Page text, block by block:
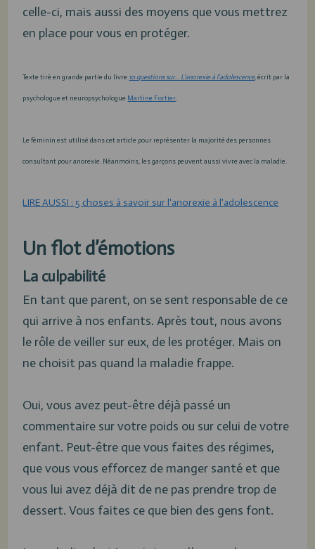
celle-ci, mais aussi des moyens que vous mettrez
en place pour vous en protéger.
Texte tiré en grande partie du livre 10 questions sur… L’anorexie à l’adolescence, écrit par la
psychologue et neuropsychologue Martine Fortier.
Le féminin est utilisé dans cet article pour représenter la majorité des personnes
consultant pour anorexie. Néanmoins, les garçons peuvent aussi vivre avec la maladie.
LIRE AUSSI : 5 choses à savoir sur l'anorexie à l'adolescence
Un flot d’émotions
La culpabilité
En tant que parent, on se sent responsable de ce
qui arrive à nos enfants. Après tout, nous avons
le rôle de veiller sur eux, de les protéger. Mais on
ne choisit pas quand la maladie frappe.
Oui, vous avez peut-être déjà passé un
commentaire sur votre poids ou sur celui de votre
enfant. Peut-être que vous faites des régimes,
que vous vous efforcez de manger santé et que
vous lui avez déjà dit de ne pas prendre trop de
dessert. Vous faites ce que bien des gens font.